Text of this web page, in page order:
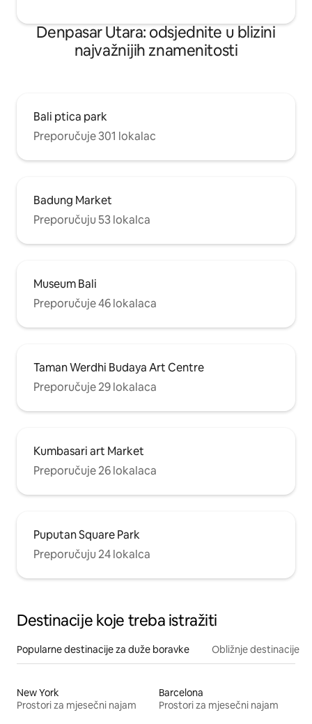
Denpasar Utara: odsjednite u blizini
najvažnijih znamenitosti
Bali ptica park
Preporučuje 301 lokalac
Badung Market
Preporučuju 53 lokalca
Museum Bali
Preporučuje 46 lokalaca
Taman Werdhi Budaya Art Centre
Preporučuje 29 lokalaca
Kumbasari art Market
Preporučuje 26 lokalaca
Puputan Square Park
Preporučuju 24 lokalca
Destinacije koje treba istražiti
Popularne destinacije za duže boravke Obližnje destinacije
New York
Prostori za mjesečni najam
Barcelona
Prostori za mjesečni najam